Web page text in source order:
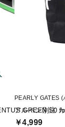
GREEN 50
PEARLY GATES
アルペン別注
￥4,999